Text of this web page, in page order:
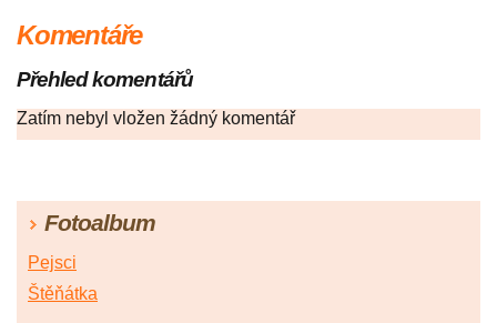
Komentáře
Přehled komentářů
Zatím nebyl vložen žádný komentář
Fotoalbum
Pejsci
Štěňátka